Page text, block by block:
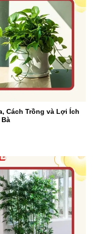
Cách Trồng và Lợi Ích